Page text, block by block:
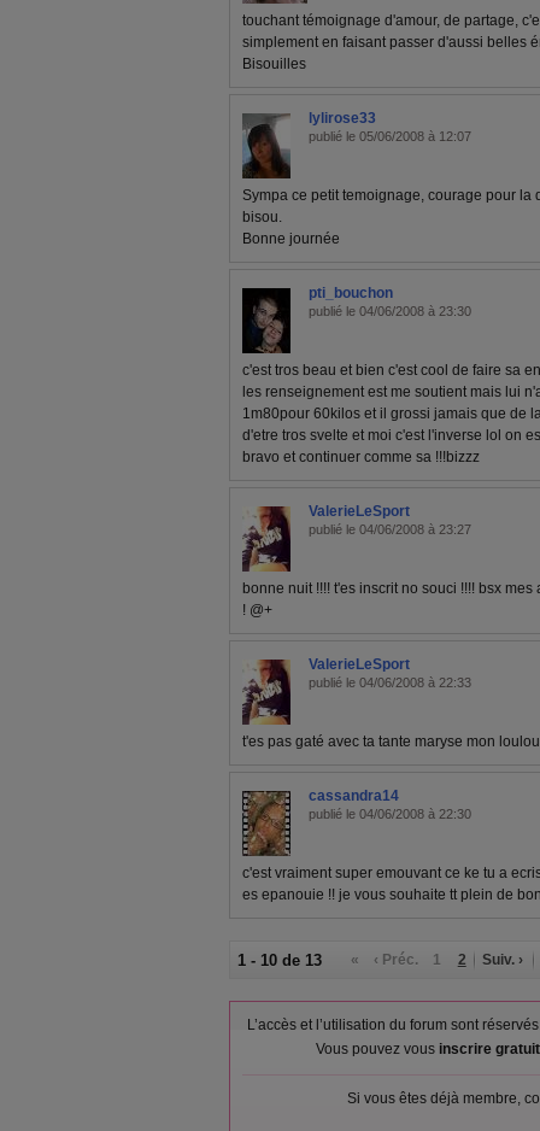
touchant témoignage d'amour, de partage,
simplement en faisant passer d'aussi belles
Bisouilles
lylirose33
publié le 05/06/2008 à 12:07
Sympa ce petit temoignage, courage pour
bisou.
Bonne journée
pti_bouchon
publié le 04/06/2008 à 23:30
c'est tros beau et bien c'est cool de faire sa
les renseignement est me soutient mais lui
1m80pour 60kilos et il grossi jamais que de
d'etre tros svelte et moi c'est l'inverse lol on
bravo et continuer comme sa !!!bizzz
ValerieLeSport
publié le 04/06/2008 à 23:27
bonne nuit !!!! t'es inscrit no souci !!!! bsx
! @+
ValerieLeSport
publié le 04/06/2008 à 22:33
t'es pas gaté avec ta tante maryse mon
cassandra14
publié le 04/06/2008 à 22:30
c'est vraiment super emouvant ce ke tu a
es epanouie !! je vous souhaite tt plein de
1 - 10 de 13 « ‹ Préc. 1 2 Suiv. ›
L’accès et l’utilisation du forum sont
Vous pouvez vous inscrire
Si vous êtes déjà membre,